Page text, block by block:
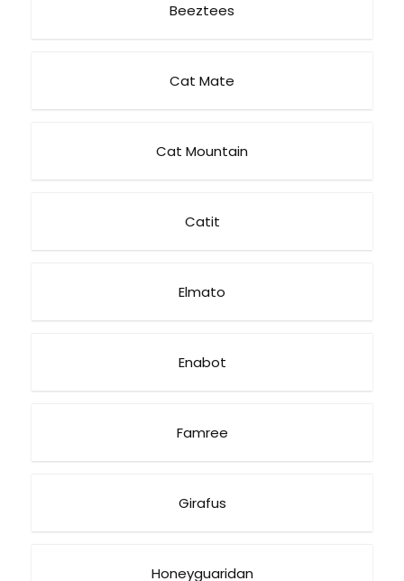
Beeztees
Cat Mate
Cat Mountain
Catit
Elmato
Enabot
Famree
Girafus
Honeyguaridan